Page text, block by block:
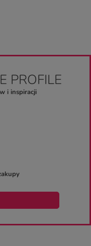
PROFILE
i inspiracji